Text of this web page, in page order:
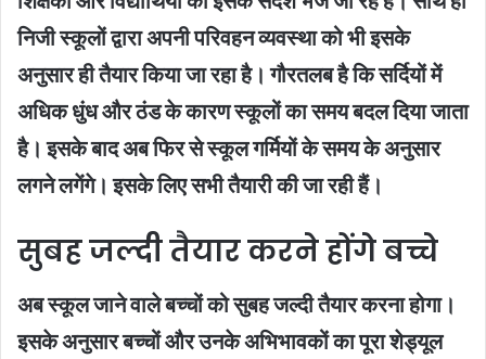
निजी स्कूलों द्वारा अपनी परिवहन व्यवस्था को भी इसके
अनुसार ही तैयार किया जा रहा है। गौरतलब है कि सर्दियों में
अधिक धुंध और ठंड के कारण स्कूलों का समय बदल दिया जाता
है। इसके बाद अब फिर से स्कूल गर्मियों के समय के अनुसार
लगने लगेंगे। इसके लिए सभी तैयारी की जा रही हैं।
सुबह जल्दी तैयार करने होंगे बच्चे
अब स्कूल जाने वाले बच्चों को सुबह जल्दी तैयार करना होगा।
इसके अनुसार बच्चों और उनके अभिभावकों का पूरा शेड्यूल